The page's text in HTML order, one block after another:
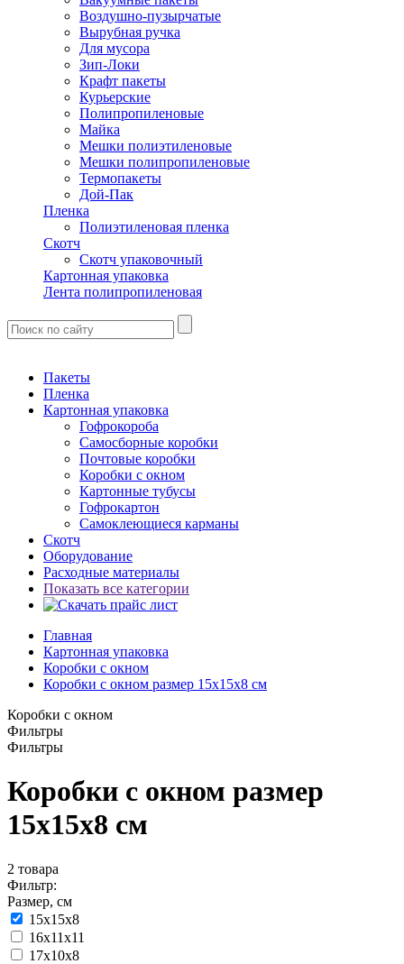
Воздушно-пузырчатые
Вырубная ручка
Для мусора
Зип-Локи
Крафт пакеты
Курьерские
Полипропиленовые
Майка
Мешки полиэтиленовые
Мешки полипропиленовые
Термопакеты
Дой-Пак
Пленка
Полиэтиленовая пленка
Скотч
Скотч упаковочный
Картонная упаковка
Лента полипропиленовая
Пакеты
Пленка
Картонная упаковка
Гофрокороба
Самосборные коробки
Почтовые коробки
Коробки с окном
Картонные тубусы
Гофрокартон
Самоклеющиеся карманы
Скотч
Оборудование
Расходные материалы
Показать все категории
Главная
Картонная упаковка
Коробки с окном
Коробки с окном размер 15х15х8 см
Коробки с окном
Фильтры
Фильтры
Коробки с окном размер
15х15х8 см
2 товара
Фильтр:
Размер, см
15х15х8
16x11x11
17х10х8